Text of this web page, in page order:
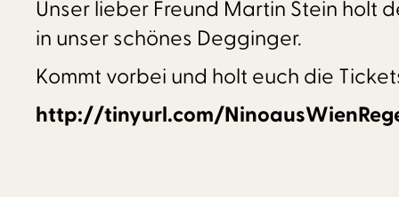
Unser lieber Freund Martin Stein holt
in unser schönes Degginger.
Kommt vorbei und holt euch die
http://tinyurl.com/